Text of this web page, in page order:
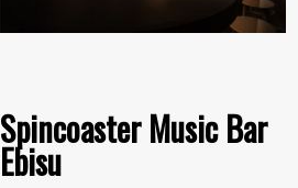
Spincoaster Music Bar
Ebisu